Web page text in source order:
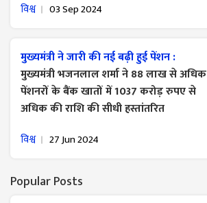
विश्व 03 Sep 2024
मुख्यमंत्री ने जारी की नई बढ़ी हुई पेंशन :
मुख्यमंत्री भजनलाल शर्मा ने 88 लाख से अधिक
पेंशनरों के बैंक खातों में 1037 करोड़ रुपए से
अधिक की राशि की सीधी हस्तांतरित
विश्व 27 Jun 2024
Popular Posts